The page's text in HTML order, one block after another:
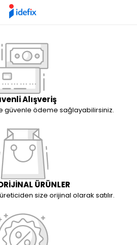
Alışveriş
güvenle ödeme sağlayabilirsiniz.
ÜRÜNLER
size orijinal olarak satılır.